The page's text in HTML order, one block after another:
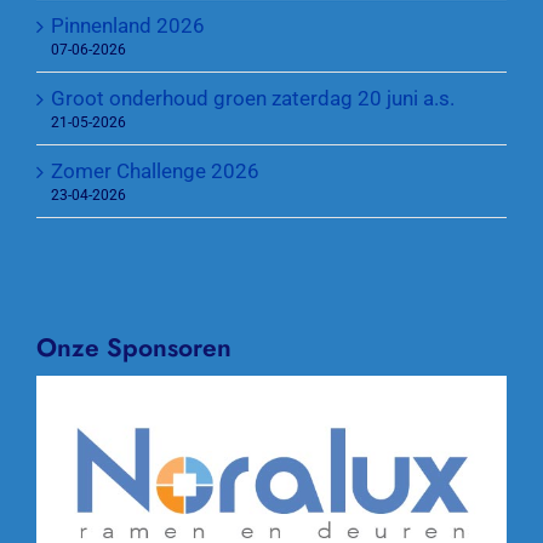
Pinnenland 2026
07-06-2026
Groot onderhoud groen zaterdag 20 juni a.s.
21-05-2026
Zomer Challenge 2026
23-04-2026
Onze Sponsoren